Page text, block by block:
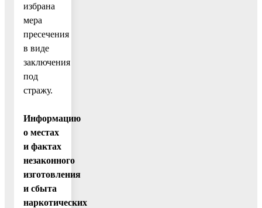
избрана
мера
пресечения
в виде
заключения
под
стражу.
Информацию
о местах
и фактах
незаконного
изготовления
и сбыта
наркотических